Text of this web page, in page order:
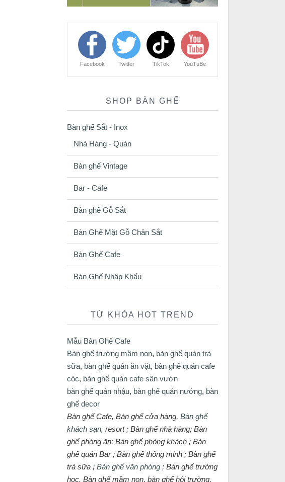
Facebook Twitter TikTok YouTuBe
SHOP BÀN GHẾ
Bàn ghế Sắt - Inox
Nhà Hàng - Quán
Bàn ghế Vintage
Bar - Cafe
Bàn ghế Gỗ Sắt
Bàn Ghế Mặt Gỗ Chân Sắt
Bàn Ghế Cafe
Bàn Ghế Nhập Khẩu
TỪ KHÓA HOT TREND
Mẫu Bàn Ghế Cafe
Bàn ghế trường mầm non, bàn ghế quán trà
sữa, bàn ghế quán ăn vặt, bàn ghế quán cafe
cóc, bàn ghế quán cafe sân vườn
bàn ghế quán nhậu, bàn ghế quán nướng, bàn
ghế decor
Bàn ghế Cafe, Bàn ghế cửa hàng, Bàn ghế
khách sạn, resort ; Bàn ghế nhà hàng; Bàn
ghế phòng ăn; Bàn ghế phòng khách ; Bàn
ghế quán Bar ; Bàn ghế thông minh ; Bàn ghế
trà sữa ; Bàn ghế văn phòng ; Bàn ghế trường
học, Bàn ghế mầm non, bàn ghế hội trường,